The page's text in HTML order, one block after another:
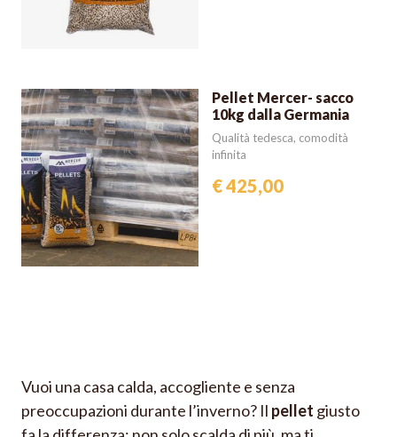
Pellet Mercer- sacco
10kg dalla Germania
Qualità tedesca, comodità
infinita
€ 425,00
Vuoi una casa calda, accogliente e senza
preoccupazioni durante l’inverno? Il pellet giusto